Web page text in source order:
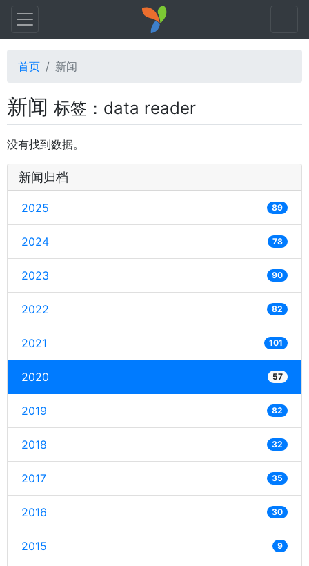
首页 新闻
新闻 标签：data reader
没有找到数据。
新闻归档
2025 89
2024 78
2023 90
2022 82
2021 101
2020 57
2019 82
2018 32
2017 35
2016 30
2015 9